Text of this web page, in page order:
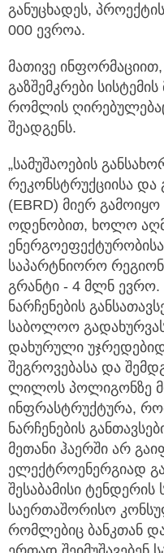
განუცხადეს,
000 ევროა.
მათივე
გაზშემკრები
რომლის
შეადგენს.
„სამუშაოების
რეკონსტრუქციისა და
(EBRD) მიერ
ოდენობით, ხოლო
საპარტნიორო
გრანტი - 4 მლნ ევრო.
ნარჩენების
საბოლოო
დახურული
შეგროვებასა და
ლილოს პოლიგონზე
ინფრასტრუქტურა,
ნარჩენების
მეთანი ჰაერში არ
ელექტროენერგიად
შესაბამისი
საერთაშორისო
რომლებიც ბანკთან